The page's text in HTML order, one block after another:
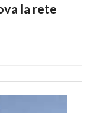
la rete